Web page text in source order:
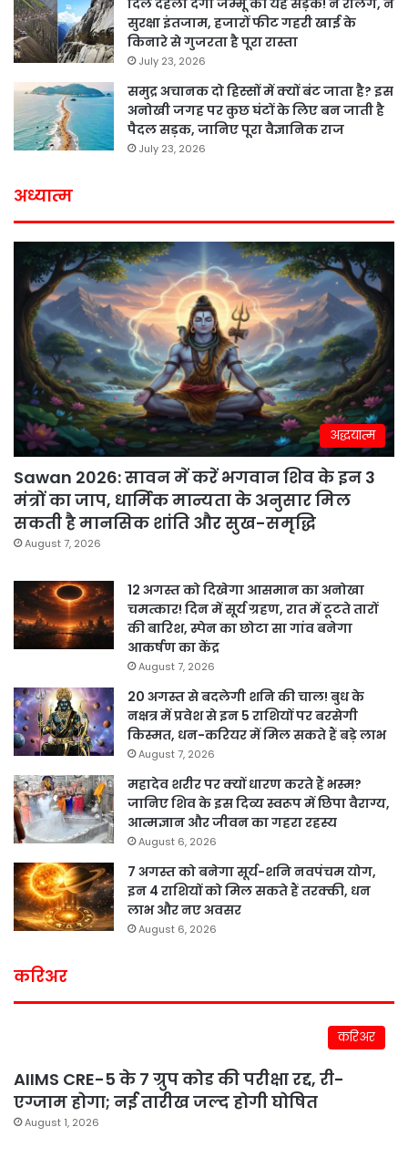
दिल दहला देगी जम्मू की यह सड़क! न रेलिंग, न
सुरक्षा इंतजाम, हजारों फीट गहरी खाई के
किनारे से गुजरता है पूरा रास्ता
July 23, 2026
समुद्र अचानक दो हिस्सों में क्यों बंट जाता है? इस
अनोखी जगह पर कुछ घंटों के लिए बन जाती है
पैदल सड़क, जानिए पूरा वैज्ञानिक राज
July 23, 2026
अध्यात्म
अद्धयात्म
Sawan 2026: सावन में करें भगवान शिव के इन 3
मंत्रों का जाप, धार्मिक मान्यता के अनुसार मिल
सकती है मानसिक शांति और सुख-समृद्धि
August 7, 2026
12 अगस्त को दिखेगा आसमान का अनोखा
चमत्कार! दिन में सूर्य ग्रहण, रात में टूटते तारों
की बारिश, स्पेन का छोटा सा गांव बनेगा
आकर्षण का केंद्र
August 7, 2026
20 अगस्त से बदलेगी शनि की चाल! बुध के
नक्षत्र में प्रवेश से इन 5 राशियों पर बरसेगी
किस्मत, धन-करियर में मिल सकते हैं बड़े लाभ
August 7, 2026
महादेव शरीर पर क्यों धारण करते हैं भस्म?
जानिए शिव के इस दिव्य स्वरूप में छिपा वैराग्य,
आत्मज्ञान और जीवन का गहरा रहस्य
August 6, 2026
7 अगस्त को बनेगा सूर्य-शनि नवपंचम योग,
इन 4 राशियों को मिल सकते हैं तरक्की, धन
लाभ और नए अवसर
August 6, 2026
करिअर
करिअर
AIIMS CRE-5 के 7 ग्रुप कोड की परीक्षा रद्द, री-
एग्जाम होगा; नई तारीख जल्द होगी घोषित
August 1, 2026